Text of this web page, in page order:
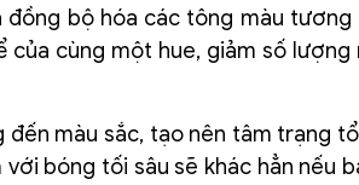
bộ hóa các tông màu tương
cùng một hue, giảm số lượng
màu sắc, tạo nên tâm trạng
bóng tối sâu sẽ khác hẳn nếu